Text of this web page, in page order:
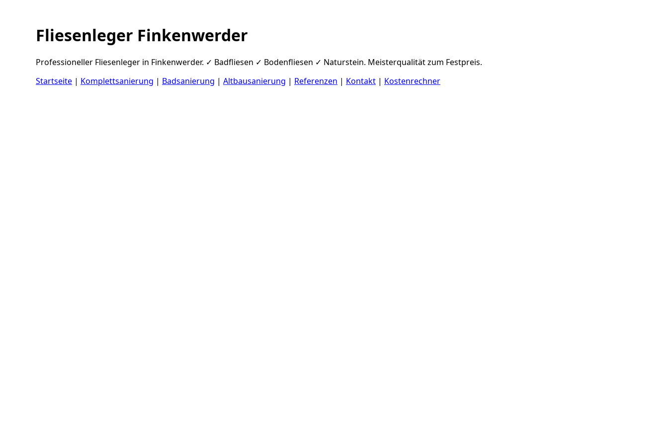
Fliesenleger Finkenwerder
Professioneller Fliesenleger in Finkenwerder. ✓ Badfliesen ✓ Bodenfliesen ✓ Naturstein. Meisterqualität zum Festpreis.
Startseite | Komplettsanierung | Badsanierung | Altbausanierung | Referenzen | Kontakt | Kostenrechner